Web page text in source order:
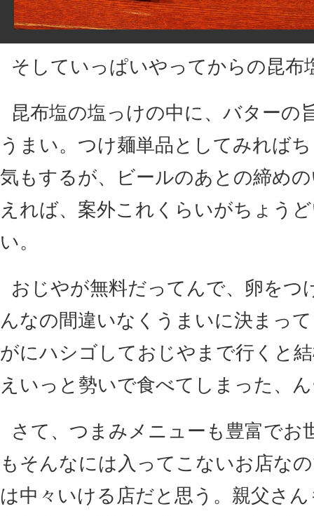
そしていっぱいやってからの昆布
昆布塩の塩っけの中に、バターの
うまい。つけ麺単品としてみれば
気もするが、ビールのあとの締め
えれば、案外これくらいがちょう
い。
おじやが無料だってんで、卵をつ
んなの間違いなくうまいに決まっ
がにハシゴしておじやまで行くと
えいっと勢いで食べてしまった、
さて、つまみメニューも豊富でお
もそんなには入ってこないお店な
は中々いける店だと思う。親父さ